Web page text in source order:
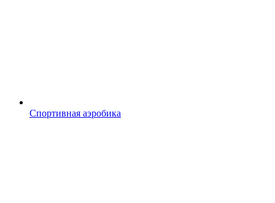
Спортивная аэробика